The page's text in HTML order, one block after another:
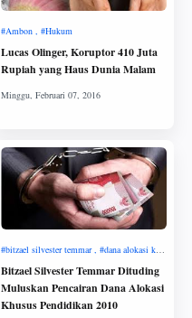
Lu­cas Olinger, Koruptor 410 Juta
Rupiah yang Haus Dunia Malam
Bitzael Silvester Temmar Dituding
Muluskan Pencairan Dana Alokasi
Khusus Pendidikan 2010